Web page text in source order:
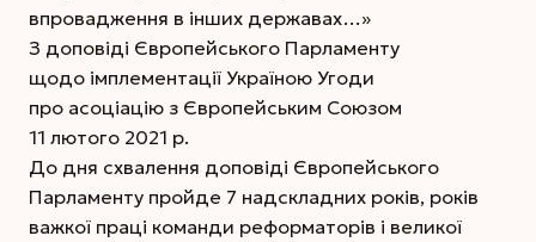
впровадження в інших державах…»
З доповіді Європейського Парламенту
щодо імплементації Україною Угоди
про асоціацію з Європейським Союзом
11 лютого 2021 р.
До дня схвалення доповіді Європейського
Парламенту пройде 7 надскладних років, років
важкої праці команди реформаторів і великої